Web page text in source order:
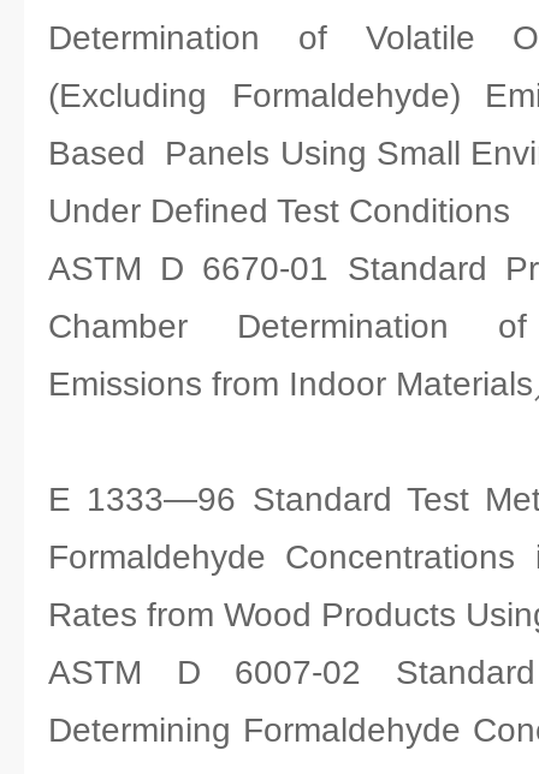
Determination of Volatile
(Excluding Formaldehyde)
Based Panels Using Small
Under Defined Test Conditions
ASTM D 6670-01 Standard
Chamber Determination
Emissions from Indoor
E 1333—96 Standard Test
Formaldehyde
Rates from Wood Products
ASTM D 6007-02
Determining Formaldehyde